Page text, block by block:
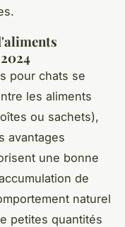
pour chats se
les aliments
ou sachets),
avantages
une bonne
de
naturel
petites quantités